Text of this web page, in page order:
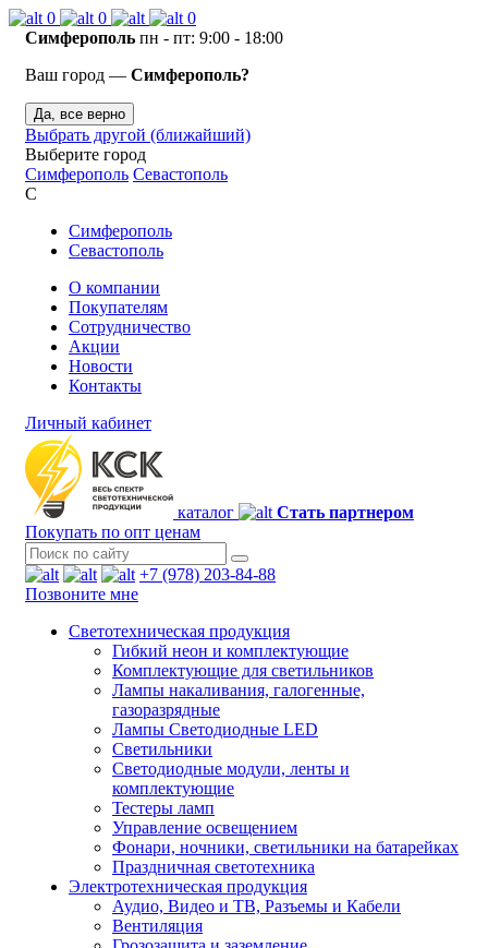
0 0
0
Симферополь пн - пт: 9:00 - 18:00
Ваш город — Симферополь?
Да, все верно
Выбрать другой (ближайший)
Выберите город
Симферополь Севастополь
С
Симферополь
Севастополь
О компании
Покупателям
Сотрудничество
Акции
Новости
Контакты
Личный кабинет
каталог
Стать партнером
Покупать по опт ценам
+7 (978) 203-84-88
Позвоните мне
Светотехническая продукция
Гибкий неон и комплектующие
Комплектующие для светильников
Лампы накаливания, галогенные,
газоразрядные
Лампы Светодиодные LED
Светильники
Светодиодные модули, ленты и
комплектующие
Тестеры ламп
Управление освещением
Фонари, ночники, светильники на батарейках
Праздничная светотехника
Электротехническая продукция
Аудио, Видео и ТВ, Разъемы и Кабели
Вентиляция